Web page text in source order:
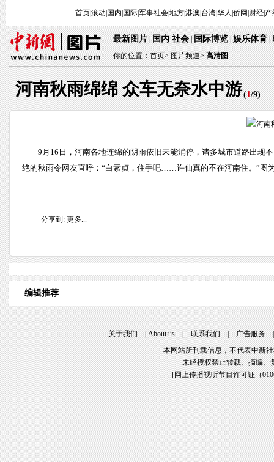
首页|滚动 国内 国际|军事社会|地方|港澳 台湾|华人 侨网 财经| 产
最新图片|国内·社会|国际博览|娱乐体育|
你的位置：首页>图片频道> 高清图
河南秋雨绵绵 众车无奈水中游(1/9)
9月16日，河南各地连绵的阴雨依旧未能消停，诸多城市道路出现
绝的秋雨令网友直呼：“白素贞，住手吧……许仙真的不在河南住。”图
分享到: 更多...
编辑推荐
关于我们|About us|联系我们|广告服务
本网站所刊载信息，不代表中新
未经授权禁止转载、摘编、
[网上传播视听节目许可证（